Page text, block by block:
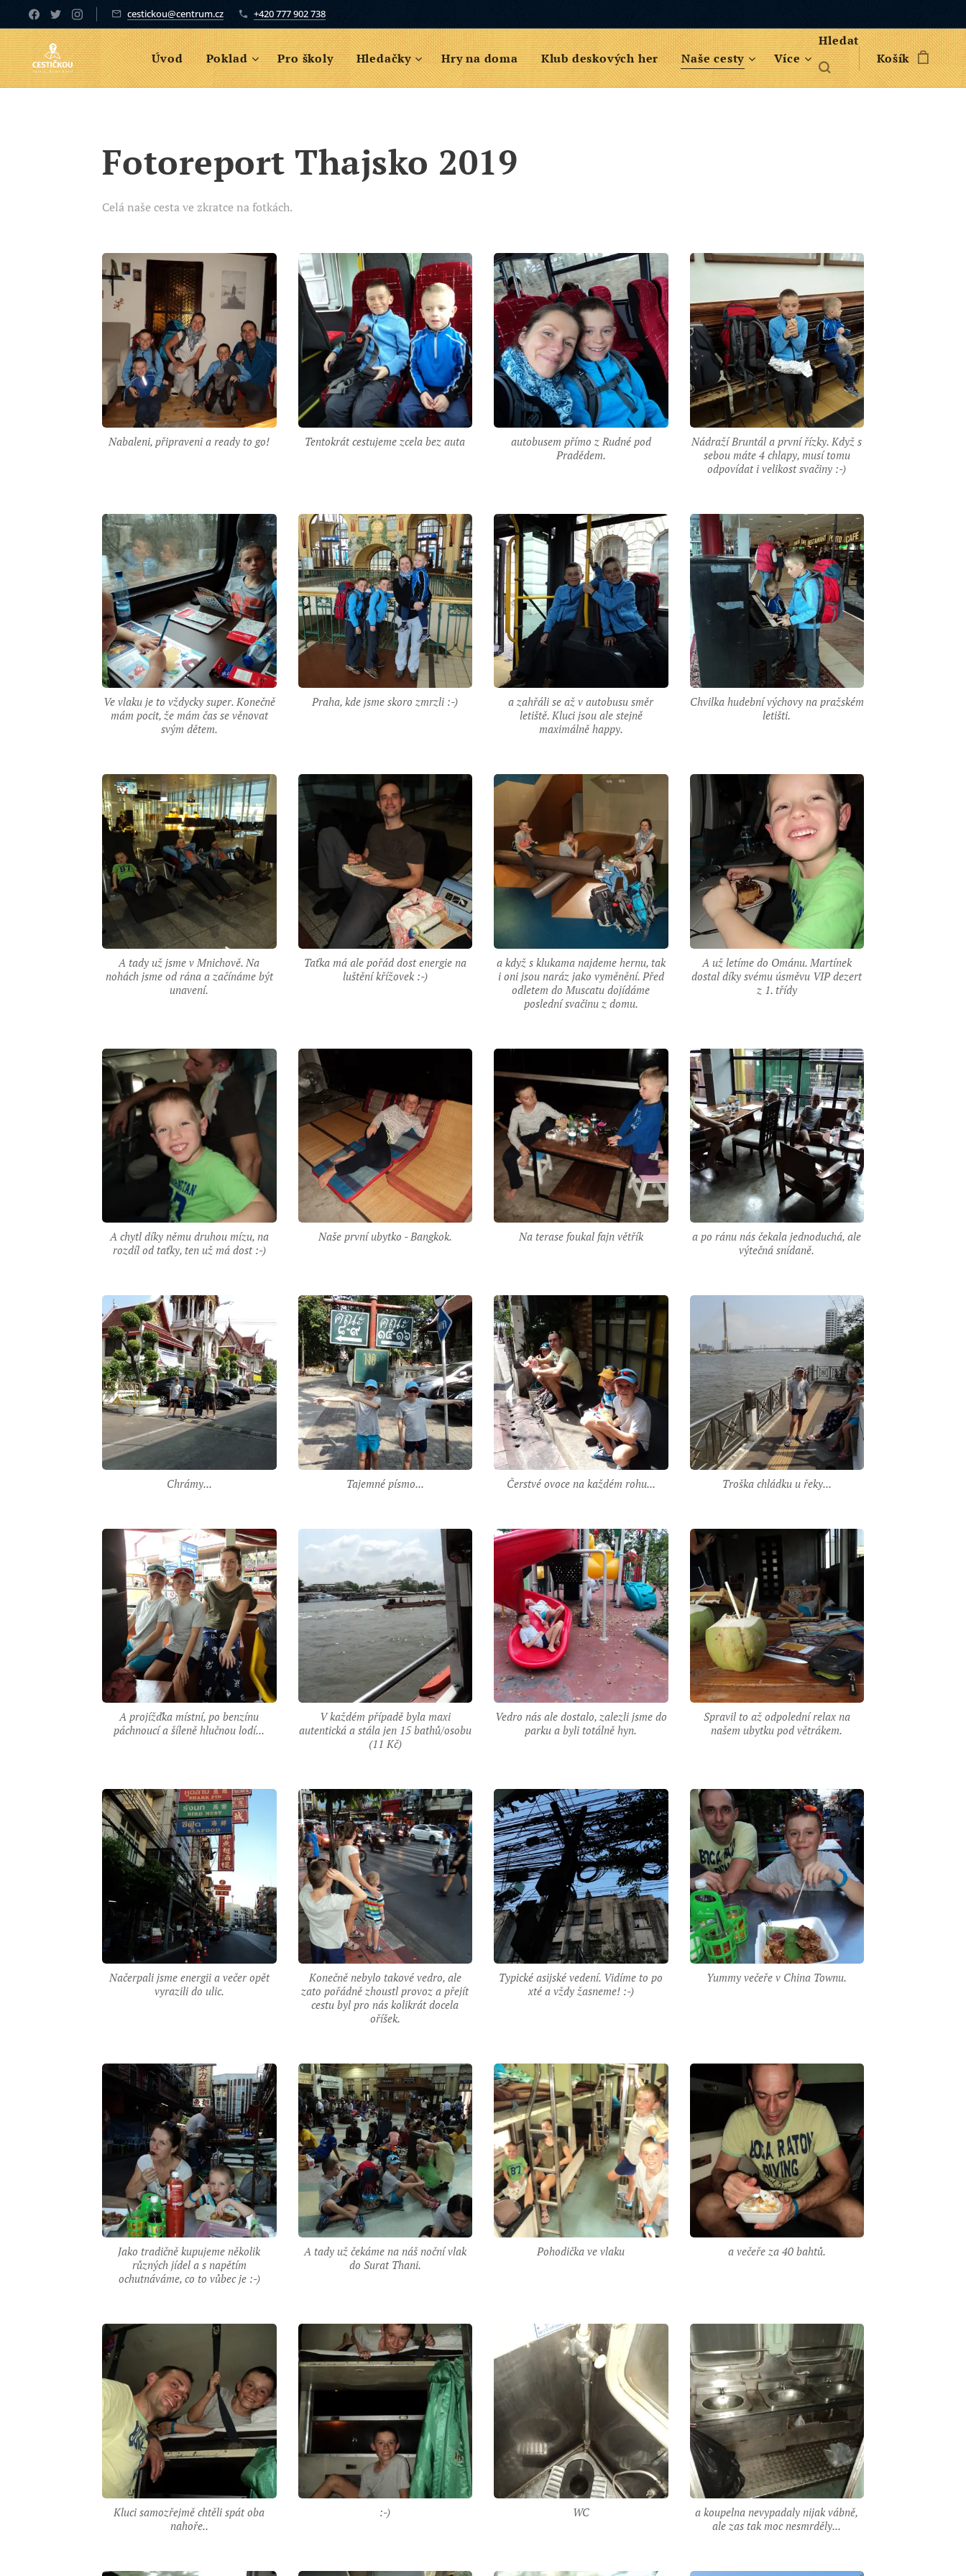
cestickou@centrum.cz +420 777 902 738
Úvod Poklad Pro školy Hledačky Hry na doma Klub deskových her Naše cesty Více
Hledat
Košík
Fotoreport Thajsko 2019
Celá naše cesta ve zkratce na fotkách.
Nabaleni, připraveni a ready to go! Tentokrát cestujeme zcela bez auta
autobusem přímo z Rudné pod
Pradědem.
Nádraží Bruntál a první řízky. Když s
sebou máte 4 chlapy, musí tomu
odpovídat i velikost svačiny :-)
Ve vlaku je to vždycky super. Konečně
mám pocit, že mám čas se věnovat
svým dětem.
Praha, kde jsme skoro zmrzli :-)
a zahřáli se až v autobusu směr
letiště. Kluci jsou ale stejně
maximálně happy.
Chvilka hudební výchovy na pražském
letišti.
A tady už jsme v Mnichově. Na
nohách jsme od rána a začínáme být
unavení.
Taťka má ale pořád dost energie na
luštění křížovek :-)
a když s klukama najdeme hernu, tak
i oni jsou naráz jako vyměnění. Před
odletem do Muscatu dojídáme
poslední svačinu z domu.
A už letíme do Ománu. Martínek
dostal díky svému úsměvu VIP dezert
z 1. třídy
A chytl díky němu druhou mízu, na
rozdíl od taťky, ten už má dost :-)
Naše první ubytko - Bangkok. Na terase foukal fajn větřík
a po ránu nás čekala jednoduchá, ale
výtečná snídaně.
Chrámy... Tajemné písmo... Čerstvé ovoce na každém rohu... Troška chládku u řeky...
A projížďka místní, po benzínu
páchnoucí a šíleně hlučnou lodí...
V každém případě byla maxi
autentická a stála jen 15 bathů/osobu
(11 Kč)
Vedro nás ale dostalo, zalezli jsme do
parku a byli totálně hyn.
Spravil to až odpolední relax na
našem ubytku pod větrákem.
Načerpali jsme energii a večer opět
vyrazili do ulic.
Konečně nebylo takové vedro, ale
zato pořádně zhoustl provoz a přejít
cestu byl pro nás kolikrát docela
oříšek.
Typické asijské vedení. Vidíme to po
xté a vždy žasneme! :-)
Yummy večeře v China Townu.
Jako tradičně kupujeme několik
různých jídel a s napětím
ochutnáváme, co to vůbec je :-)
A tady už čekáme na náš noční vlak
do Surat Thani.
Pohodička ve vlaku a večeře za 40 bahtů.
Kluci samozřejmě chtěli spát oba
nahoře..
:-) WC
a koupelna nevypadaly nijak vábně,
ale zas tak moc nesmrděly...